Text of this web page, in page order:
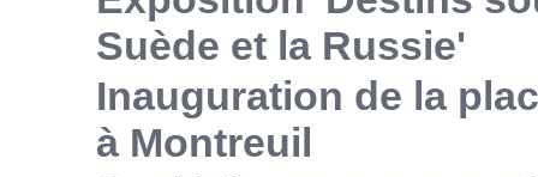
Suède et la Russie'
Inauguration de la
à Montreuil